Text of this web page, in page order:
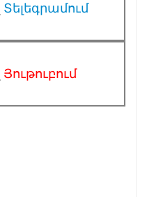
Տելեգրամում
Յութուբում